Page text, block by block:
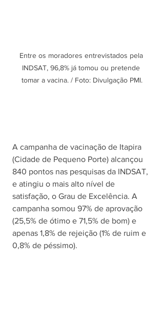
Entre os moradores entrevistados pela
INDSAT, 96,8% já tomou ou pretende
tomar a vacina. / Foto: Divulgação PMI.
A campanha de vacinação de Itapira
(Cidade de Pequeno Porte) alcançou
840 pontos nas pesquisas da INDSAT,
e atingiu o mais alto nível de
satisfação, o Grau de Excelência. A
campanha somou 97% de aprovação
(25,5% de ótimo e 71,5% de bom) e
apenas 1,8% de rejeição (1% de ruim e
0,8% de péssimo).